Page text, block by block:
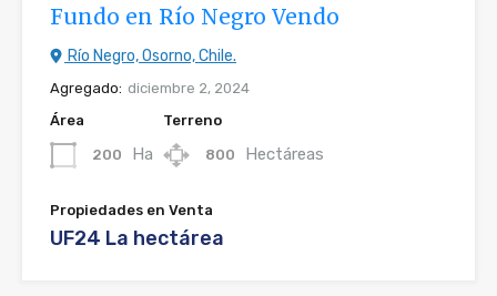
Fundo en Río Negro Vendo
Río Negro, Osorno, Chile.
Agregado: diciembre 2, 2024
Área
200 Ha
Terreno
800 Hectáreas
Propiedades en Venta
UF24 La hectárea